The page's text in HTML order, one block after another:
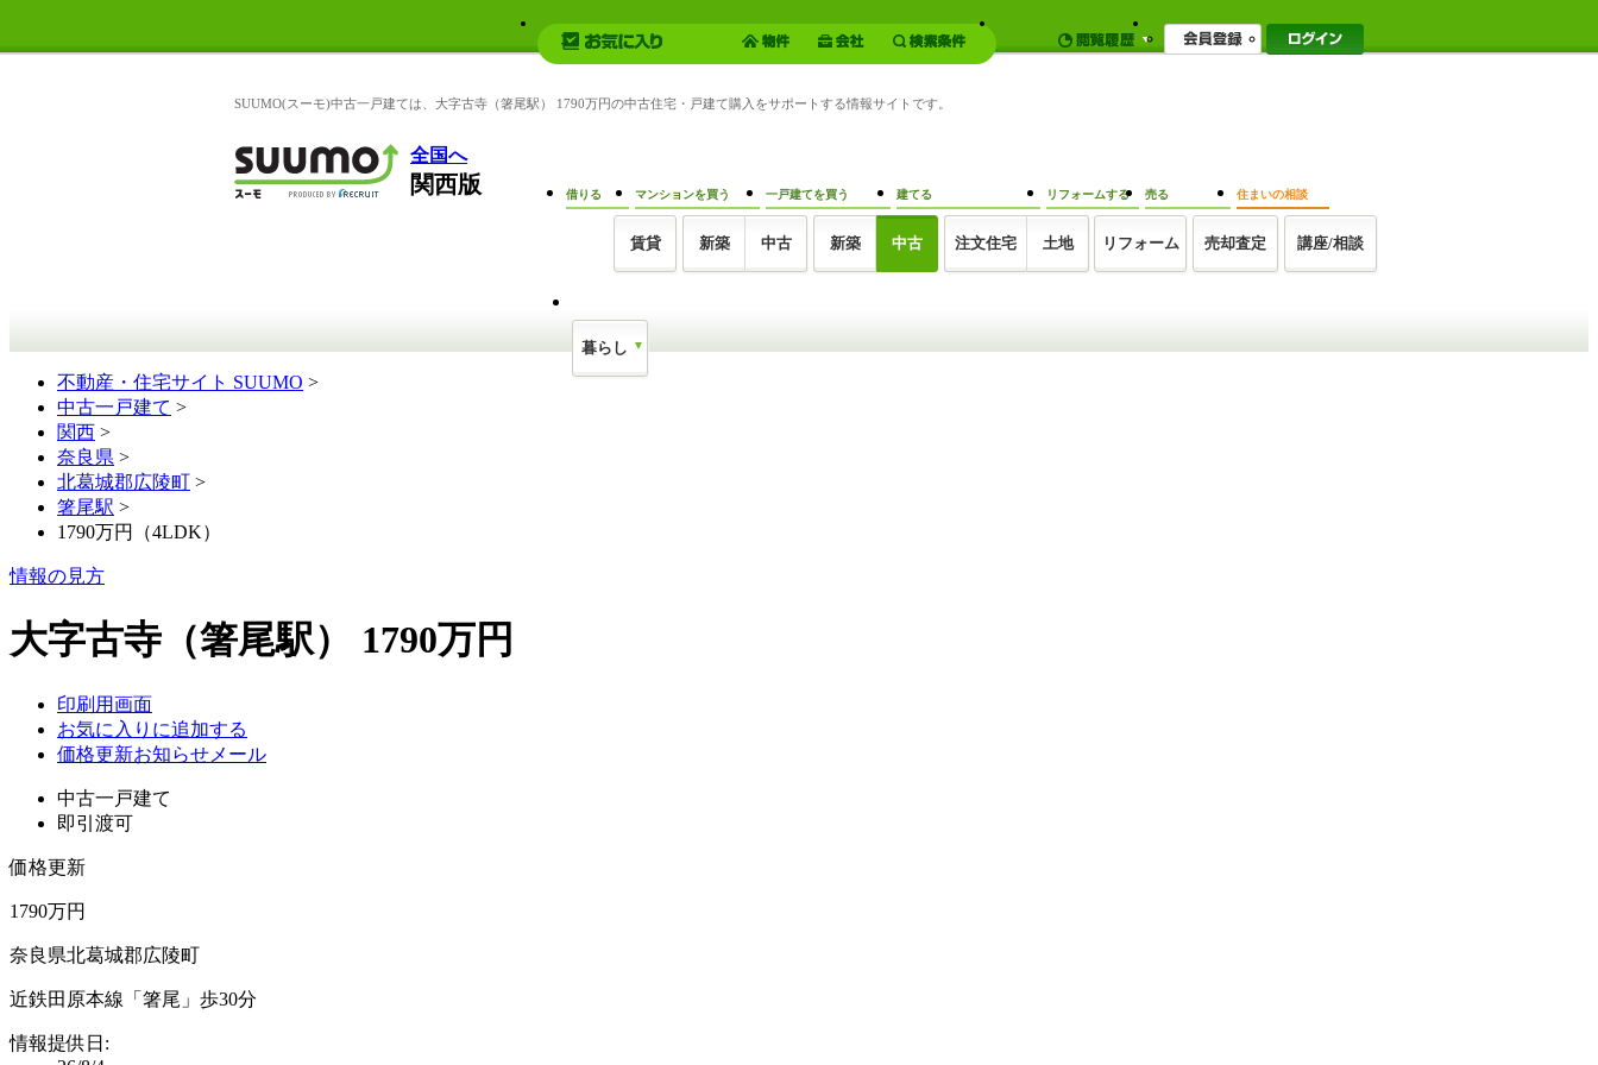
SUUMO(スーモ)中古一戸建ては、大字古寺（箸尾駅） 1790万円の中古住宅・戸建て購入をサポートする情報サイトです。
全国へ
関西版 借りる
賃貸
マンションを買う
新築 中古
一戸建てを買う
新築 中古
建てる
注文住宅 土地
リフォームする
リフォーム
売る
売却査定
住まいの相談
講座/相談
暮らし
不動産・住宅サイト SUUMO >
中古一戸建て >
関西 >
奈良県 >
北葛城郡広陵町 >
箸尾駅 >
1790万円（4LDK）
情報の見方
大字古寺（箸尾駅） 1790万円
印刷用画面
お気に入りに追加する
価格更新お知らせメール
中古一戸建て
即引渡可
価格更新
1790万円
奈良県北葛城郡広陵町
近鉄田原本線「箸尾」歩30分
情報提供日: